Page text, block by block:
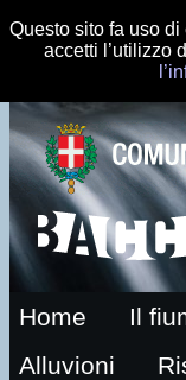
Questo sito fa uso
accetti l’utilizzo
Home Il
Alluvioni